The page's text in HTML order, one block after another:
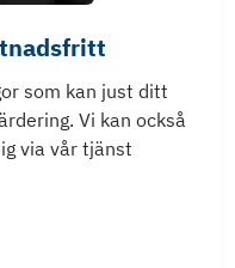
som kan just ditt
Vi kan också
via vår tjänst